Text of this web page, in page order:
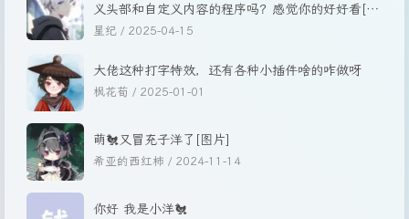
义头部和自定义内容的程序吗？感觉你的好好看[图
片]
星纪 / 2025-04-15
大佬这种打字特效，还有各种小插件啥的咋做呀
枫花荀 / 2025-01-01
萌🐔又冒充子洋了[图片]
希亚的西红柿 / 2024-11-14
你好 我是小洋🐔